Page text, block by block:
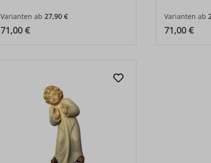
Varianten ab 27,90 €
Regulärer Preis:
71,00 €
Varianten ab
Regulärer
71,00 €